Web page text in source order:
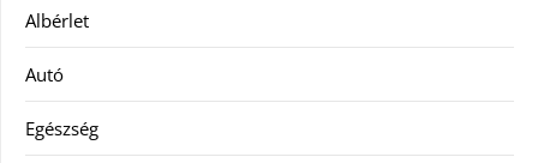
Albérlet
Autó
Egészség